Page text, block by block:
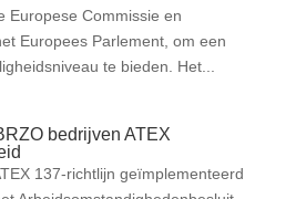
Europese Commissie en
Europees Parlement, om een
te bieden. Het...
bedrijven ATEX
137-richtlijn geïmplementeerd